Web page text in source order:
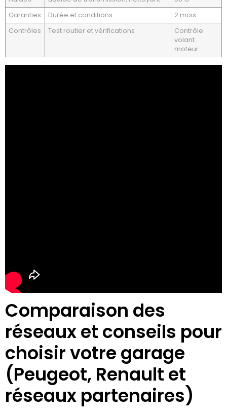
Garanties
Durée et conditions
2 mois
Contrôles
Test routier et vérifications
Contrôle
volant
moteur
Comparaison des
réseaux et conseils pour
choisir votre garage
(Peugeot, Renault et
réseaux partenaires)